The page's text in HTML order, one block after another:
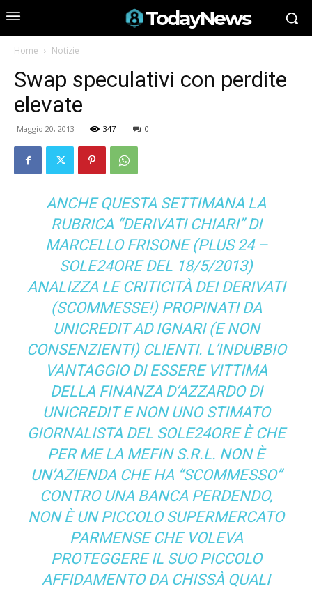
TodayNews
Home Notizie
Swap speculativi con perdite
elevate
Maggio 20, 2013 347 0
ANCHE QUESTA SETTIMANA LA
RUBRICA “DERIVATI CHIARI” DI
MARCELLO FRISONE (PLUS 24 –
SOLE24ORE DEL 18/5/2013)
ANALIZZA LE CRITICITÀ DEI DERIVATI
(SCOMMESSE!) PROPINATI DA
UNICREDIT AD IGNARI (E NON
CONSENZIENTI) CLIENTI. L’INDUBBIO
VANTAGGIO DI ESSERE VITTIMA
DELLA FINANZA D’AZZARDO DI
UNICREDIT E NON UNO STIMATO
GIORNALISTA DEL SOLE24ORE È CHE
PER ME LA MEFIN S.R.L. NON È
UN’AZIENDA CHE HA “SCOMMESSO”
CONTRO UNA BANCA PERDENDO,
NON È UN PICCOLO SUPERMERCATO
PARMENSE CHE VOLEVA
PROTEGGERE IL SUO PICCOLO
AFFIDAMENTO DA CHISSÀ QUALI